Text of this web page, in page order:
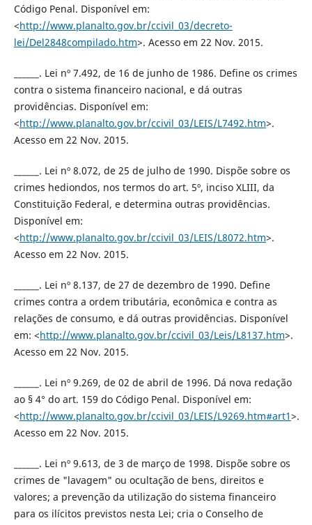
Código Penal. Disponível em:
<http://www.planalto.gov.br/ccivil_03/decreto-
lei/Del2848compilado.htm>. Acesso em 22 Nov. 2015.
______. Lei nº 7.492, de 16 de junho de 1986. Define os crimes
contra o sistema financeiro nacional, e dá outras
providências. Disponível em:
<http://www.planalto.gov.br/ccivil_03/LEIS/L7492.htm>.
Acesso em 22 Nov. 2015.
______. Lei nº 8.072, de 25 de julho de 1990. Dispõe sobre os
crimes hediondos, nos termos do art. 5º, inciso XLIII, da
Constituição Federal, e determina outras providências.
Disponível em:
<http://www.planalto.gov.br/ccivil_03/LEIS/L8072.htm>.
Acesso em 22 Nov. 2015.
______. Lei nº 8.137, de 27 de dezembro de 1990. Define
crimes contra a ordem tributária, econômica e contra as
relações de consumo, e dá outras providências. Disponível
em: <http://www.planalto.gov.br/ccivil_03/Leis/L8137.htm>.
Acesso em 22 Nov. 2015.
______. Lei nº 9.269, de 02 de abril de 1996. Dá nova redação
ao § 4° do art. 159 do Código Penal. Disponível em:
<http://www.planalto.gov.br/ccivil_03/LEIS/L9269.htm#art1>.
Acesso em 22 Nov. 2015.
______. Lei nº 9.613, de 3 de março de 1998. Dispõe sobre os
crimes de "lavagem" ou ocultação de bens, direitos e
valores; a prevenção da utilização do sistema financeiro
para os ilícitos previstos nesta Lei; cria o Conselho de